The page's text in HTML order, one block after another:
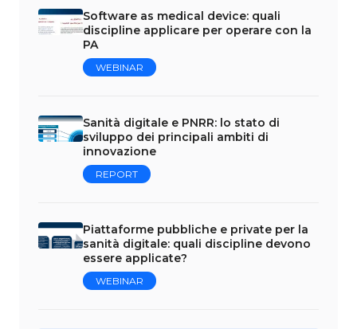
Software as medical device: quali
discipline applicare per operare con la
PA
WEBINAR
Sanità digitale e PNRR: lo stato di
sviluppo dei principali ambiti di
innovazione
REPORT
Piattaforme pubbliche e private per la
sanità digitale: quali discipline devono
essere applicate?
WEBINAR